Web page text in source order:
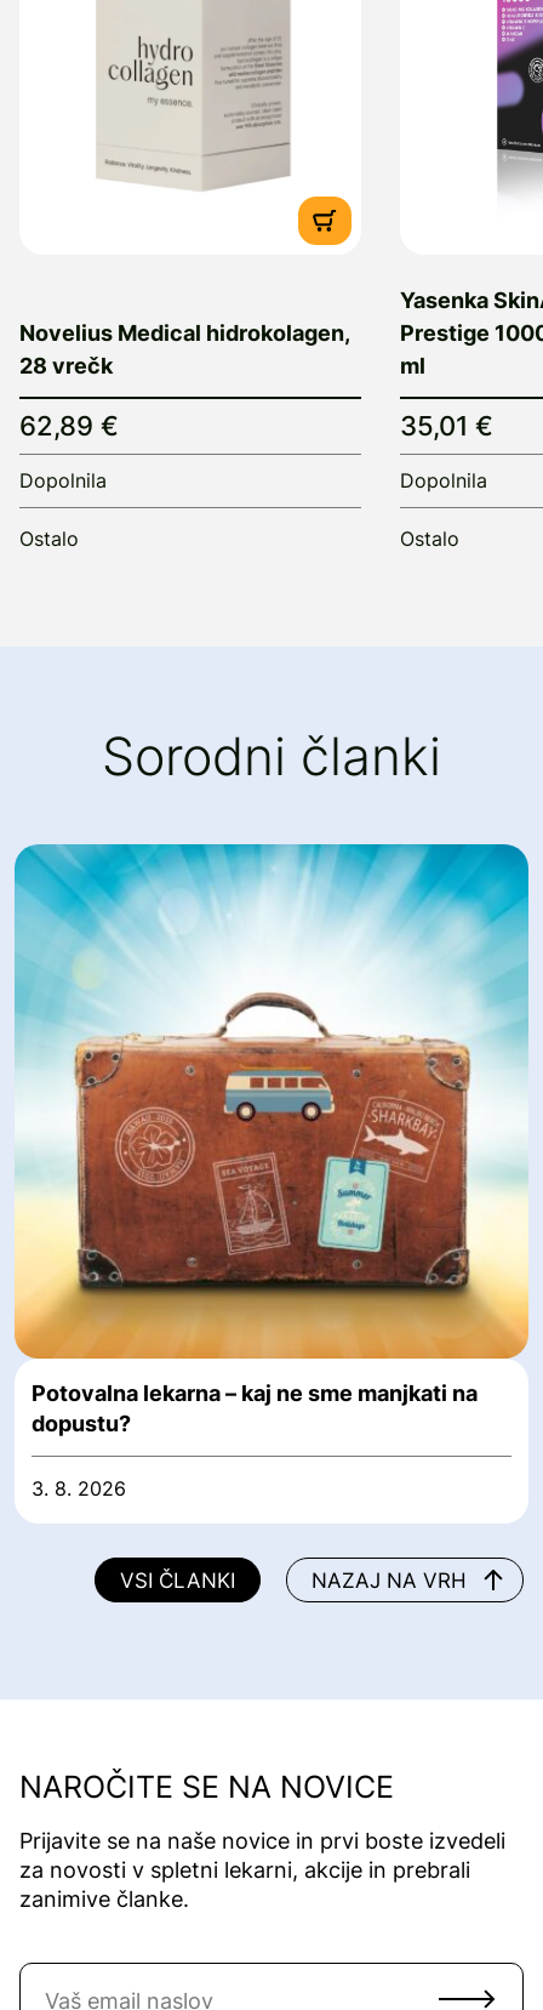
Novelius Medical hidrokolagen,
28 vrečk
62,89 €
Dopolnila
Ostalo
Yasenka
Prestige
ml
35,01 €
Dopolnila
Ostalo
Sorodni članki
Potovalna lekarna – kaj ne sme manjkati na
dopustu?
3. 8. 2026
VSI ČLANKI NAZAJ NA VRH
NAROČITE SE NA NOVICE
Prijavite se na naše novice in prvi boste izvedeli
za novosti v spletni lekarni, akcije in prebrali
zanimive članke.
Naročite se na novice